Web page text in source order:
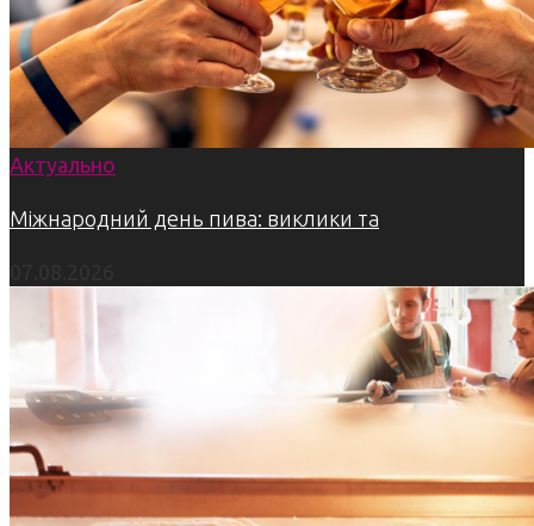
Актуально
Міжнародний день пива: виклики та